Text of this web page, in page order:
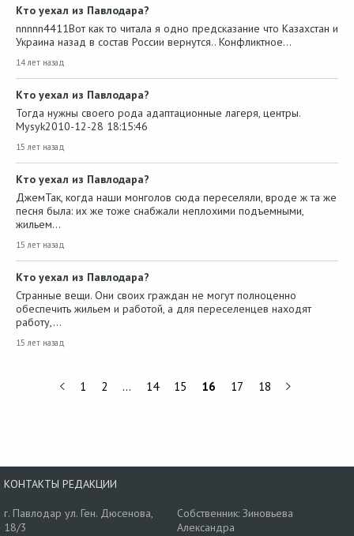
Кто уехал из Павлодара?
nnnnn4411Вот как то читала я одно предсказание что Казахстан и
Украина назад в состав России вернутся.. Конфликтное…
14 лет назад
Кто уехал из Павлодара?
Тогда нужны своего рода адаптационные лагеря, центры.
Mysyk2010-12-28 18:15:46
15 лет назад
Кто уехал из Павлодара?
ДжемТак, когда наши монголов сюда переселяли, вроде ж та же
песня была: их же тоже снабжали неплохими подъемными,
жильем…
15 лет назад
Кто уехал из Павлодара?
Странные вещи. Они своих граждан не могут полноценно
обеспечить жильем и работой, а для переселенцев находят
работу,…
15 лет назад
1 2 … 14 15 16 17 18
КОНТАКТЫ РЕДАКЦИИ
г. Павлодар ул. Ген. Дюсенова,
18/3
Собственник: Зиновьева
Александра